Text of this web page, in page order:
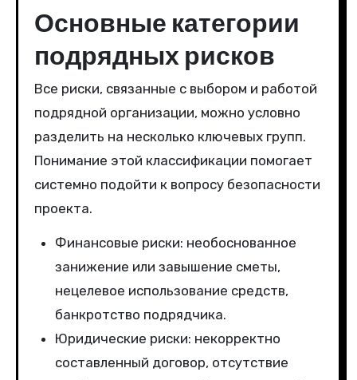
Основные категории
подрядных рисков
Все риски, связанные с выбором и работой
подрядной организации, можно условно
разделить на несколько ключевых групп.
Понимание этой классификации помогает
системно подойти к вопросу безопасности
проекта.
Финансовые риски: необоснованное
занижение или завышение сметы,
нецелевое использование средств,
банкротство подрядчика.
Юридические риски: некорректно
составленный договор, отсутствие